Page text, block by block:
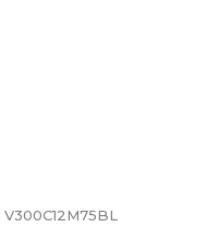
V300C12M75BL